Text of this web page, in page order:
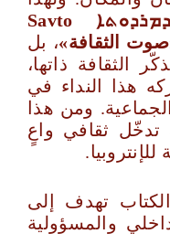
ܕܡܪܕܘܬܐ
Savto
الثقافة»، بل
الثقافة ذاتها،
هذا النداء في
ومن هذا
تدخّل ثقافي واعٍ
تهدف إلى
والمسؤولية